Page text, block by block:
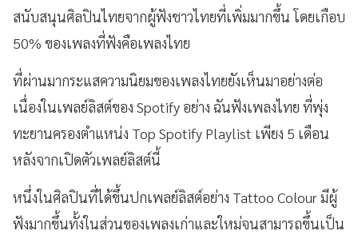
สนับสนุนศิลปินไทยจากผู้ฟังชาวไทยที่เพิ่มมากขึ้น โดยเกือบ
50% ของเพลงที่ฟังคือเพลงไทย
ที่ผ่านมากระแสความนิยมของเพลงไทยยังเห็นมาอย่างต่อ
เนื่องในเพลย์ลิสต์ของ Spotify อย่าง ฉันฟังเพลงไทย ที่พุ่ง
ทะยานครองตำแหน่ง Top Spotify Playlist เพียง 5 เดือน
หลังจากเปิดตัวเพลย์ลิสต์นี้
หนึ่งในศิลปินที่ได้ขึ้นปกเพลย์ลิสต์อย่าง Tattoo Colour มีผู้
ฟังมากขึ้นทั้งในส่วนของเพลงเก่าและใหม่จนสามารถขึ้นเป็น